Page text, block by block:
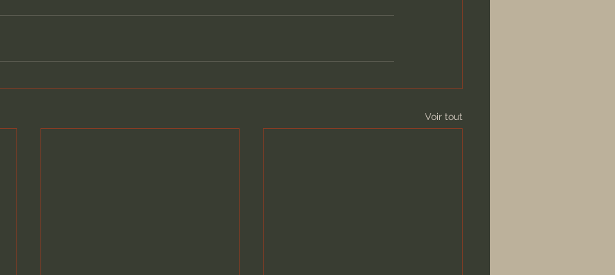
Voir tout